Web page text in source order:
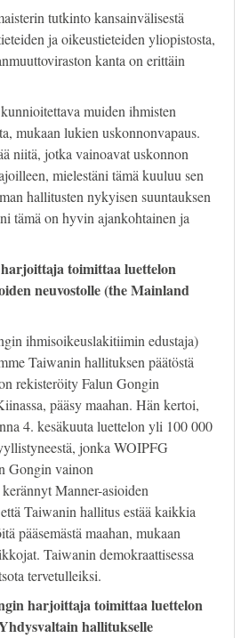
tutkinto kansainvälisestä
ja oikeustieteiden yliopistosta,
kanta on erittäin
muiden ihmisten
mukaan lukien uskonnonvapaus.
niitä, jotka vainoavat uskonnon
mielestäni tämä kuuluu sen
hallitusten nykyisen suuntauksen
tämä on hyvin ajankohtainen ja
toimittaa luettelon
neuvostolle (the Mainland
ihmisoikeuslakitiimin edustaja)
Taiwanin hallituksen päätöstä
rekisteröity Falun Gongin
pääsy maahan. Hän kertoi,
4. kesäkuuta luettelon yli 100 000
jonka WOIPFG
Gongin vainon
Manner-asioiden
Taiwanin hallitus estää kaikkia
pääsemästä maahan, mukaan
Taiwanin demokraattisessa
tervetulleiksi.
harjoittaja toimittaa luettelon
hallitukselle